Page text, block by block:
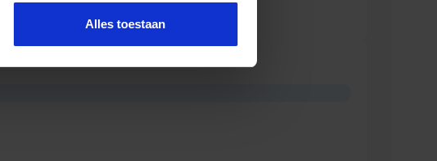
Alles toestaan